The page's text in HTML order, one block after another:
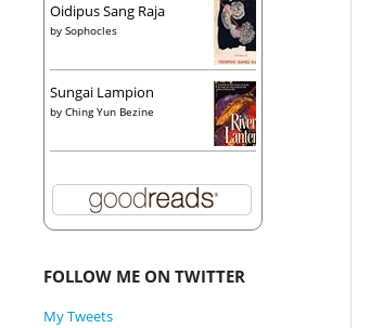
Oidipus Sang Raja
bySophocles
Sungai Lampion
byChing Yun Bezine
FOLLOW ME ON TWITTER
My Tweets